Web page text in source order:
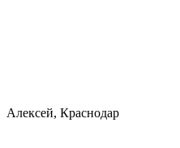
Алексей, Краснодар